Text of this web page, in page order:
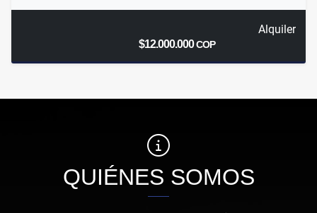
Alquiler
$12.000.000COP
QUIÉNES SOMOS